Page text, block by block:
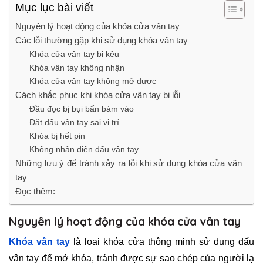
Mục lục bài viết
Nguyên lý hoạt động của khóa cửa vân tay
Các lỗi thường gặp khi sử dụng khóa vân tay
Khóa cửa vân tay bị kêu
Khóa vân tay không nhận
Khóa cửa vân tay không mở được
Cách khắc phục khi khóa cửa vân tay bị lỗi
Đầu đọc bị bụi bẩn bám vào
Đặt dấu vân tay sai vị trí
Khóa bị hết pin
Không nhận diện dấu vân tay
Những lưu ý để tránh xảy ra lỗi khi sử dụng khóa cửa vân
tay
Đọc thêm:
Nguyên lý hoạt động của khóa cửa vân tay
Khóa vân tay là loại khóa cửa thông minh sử dụng dấu
vân tay để mở khóa, tránh được sự sao chép của người lạ